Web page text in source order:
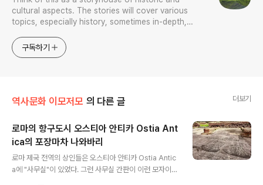
cultural aspects. The stories will cover various
topics, especially history, sometimes in-depth,
approach will be to resist any common sense or
generalized viewpoint
구독하기
역사문화 이모저모 의 다른 글 더보기
로마의 항구도시 오스티아 안티카 Ostia Ant
ica의 포장마차 나와바리
로마 제국 전역의 상인들은 오스티아 안티카 Ostia Antic
a에 "사무실"이 있었다. 그런 사무실 간판이 이런 모자이크